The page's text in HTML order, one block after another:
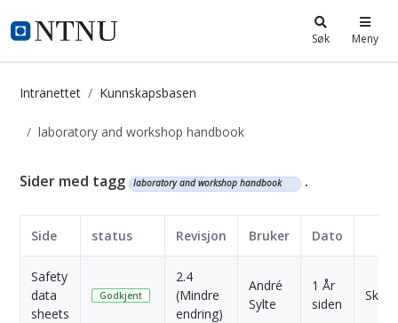
i.ntnu.no Søk Meny
Intranettet Kunnskapsbasen
laboratory and workshop handbook
Kunnskapsbasen
Sider med tagg laboratory and workshop handbook .
Side status Revisjon Bruker Dato
Safety
data
sheets
Godkjent
2.4
(Mindre
endring)
André
Sylte
1 År
siden
Skriv